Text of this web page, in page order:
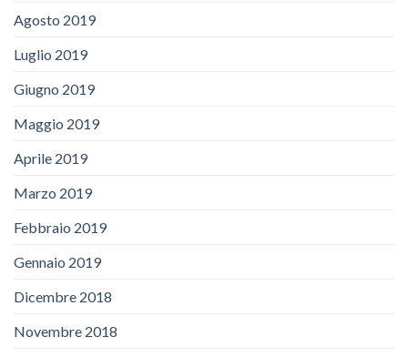
Agosto 2019
Luglio 2019
Giugno 2019
Maggio 2019
Aprile 2019
Marzo 2019
Febbraio 2019
Gennaio 2019
Dicembre 2018
Novembre 2018